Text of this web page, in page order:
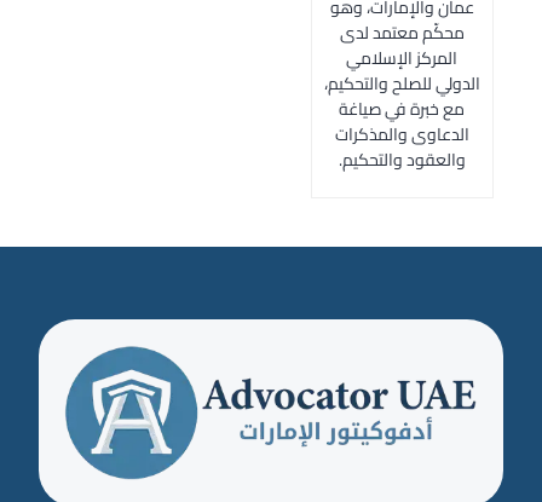
عمان والإمارات، وهو
محكّم معتمد لدى
المركز الإسلامي
الدولي للصلح والتحكيم،
مع خبرة في صياغة
الدعاوى والمذكرات
والعقود والتحكيم.